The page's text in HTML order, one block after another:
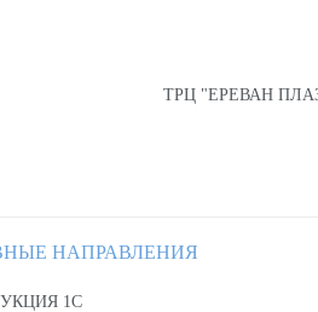
ТРЦ "ЕРЕВАН
НАПРАВЛЕНИЯ
1С